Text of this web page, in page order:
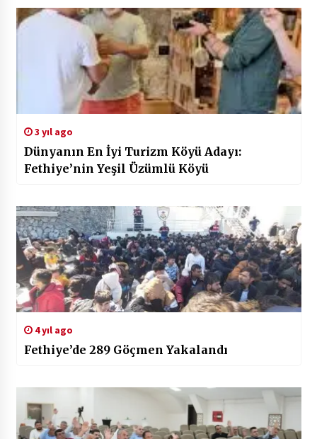
3 yıl ago
Dünyanın En İyi Turizm Köyü Adayı:
Fethiye’nin Yeşil Üzümlü Köyü
4 yıl ago
Fethiye’de 289 Göçmen Yakalandı